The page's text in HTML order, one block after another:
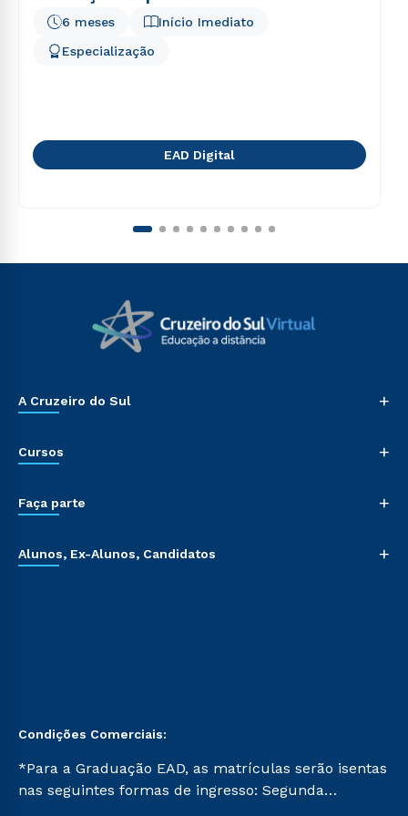
Início Imediato
6 meses
Especialização
EAD Digital
A Cruzeiro do Sul +
Cursos +
Faça parte +
Alunos, Ex-Alunos, Candidatos +
Condições Comerciais:
*Para a Graduação EAD, as matrículas serão isentas
nas seguintes formas de ingresso: Segunda